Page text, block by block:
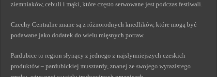
ziemniaków, cebuli i mąki, które często serwowane jest podczas festiwali.
Czechy Centralne znane są z różnorodnych knedlików, które mogą być
podawane jako dodatek do wielu mięsnych potraw.
Pardubice to region słynący z jednego z najsłynniejszych czeskich
produktów – pardubickiej musztardy, znanej ze swojego wyrazistego